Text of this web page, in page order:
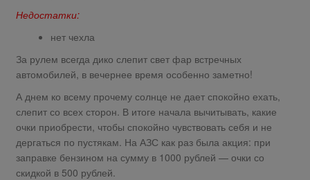
Недостатки:
нет чехла
За рулем всегда дико слепит свет фар встречных
автомобилей, в вечернее время особенно заметно!
А днем ко всему прочему солнце не дает спокойно ехать,
слепит со всех сторон. В итоге начала вычитывать, какие
очки приобрести, чтобы спокойно чувствовать себя и не
дергаться по пустякам. На АЗС как раз была акция: при
заправке бензином на сумму в 1000 рублей — очки со
скидкой в 500 рублей.